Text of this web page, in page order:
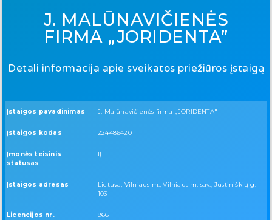
J. MALŪNAVIČIENĖS
FIRMA „JORIDENTA”
Detali informacija apie sveikatos priežiūros įstaigą
Įstaigos pavadinimas J. Malūnavičienės firma „JORIDENTA"
Įstaigos kodas 224486420
Įmonės teisinis
statusas
IĮ
Įstaigos adresas
Lietuva, Vilniaus m., Vilniaus m. sav., Justiniškių g.
103
Licencijos nr. 966